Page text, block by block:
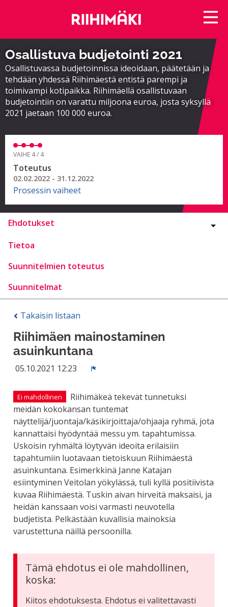
Osallistuva budjetointi 2021
Osallistuvassa budjetoinnissa ideoidaan, päätetään ja
tehdään yhdessä Riihimäestä entistä parempi ja
toimivampi kotipaikka. Riihimäellä osallistuvaan
budjetointiin on varattu miljoona euroa, josta syksyllä
2021 jaetaan 100 000 euroa.
VAIHE 4 / 4
Toteutus
02.02.2022 - 31.12.2022
Prosessin vaiheet
Ehdotukset
Tietoa
Suunnitelmien toteutus
Suunnitelmat
Takaisin listaan
Riihimäen mainostaminen
asuinkuntana
05.10.2021 12:23
Ei mahdollinen
Riihimäkeä tekevät tunnetuksi
meidän kokokansan tuntemat
näyttelijä/juontaja/käsikirjoittaja/ohjaaja ryhmä, jota
kannattaisi hyödyntää messu ym. tapahtumissa.
Uskoisin ryhmältä löytyvän ideoita erilaisiin
tapahtumiin luotavaan tietoiskuun Riihimäestä
asuinkuntana. Esimerkkinä Janne Katajan
esiintyminen Veitolan yökylässä, tuli kyllä positiivista
kuvaa Riihimäestä. Tuskin aivan hirveitä maksaisi, ja
heidän kanssaan voisi varmasti neuvotella
budjetista. Pelkästään kuvallisia mainoksia
varustettuna näillä persoonilla.
Tämä ehdotus ei ole mahdollinen,
koska:
Kiitos ehdotuksesta. Ehdotus ei valitettavasti